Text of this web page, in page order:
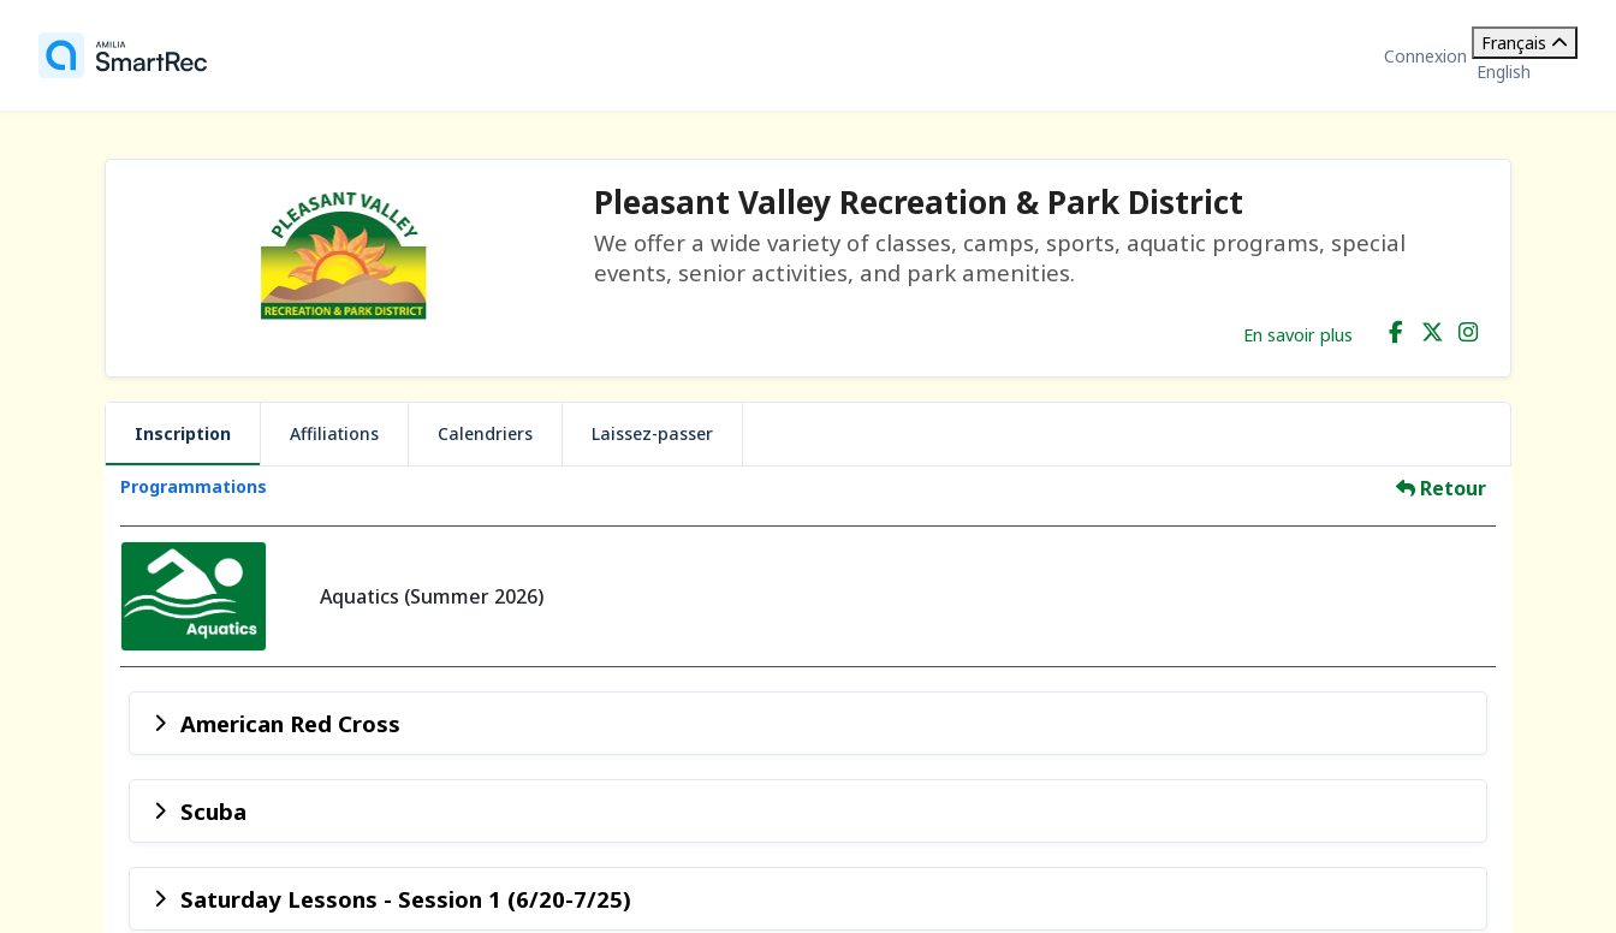
Connexion
Français
English
Pleasant Valley Recreation & Park District
We offer a wide variety of classes, camps, sports, aquatic programs, special
events, senior activities, and park amenities.
En savoir plus
Inscription Affiliations Calendriers Laissez-passer
Programmations Retour
Aquatics (Summer 2026)
American Red Cross
Scuba
Saturday Lessons - Session 1 (6/20-7/25)